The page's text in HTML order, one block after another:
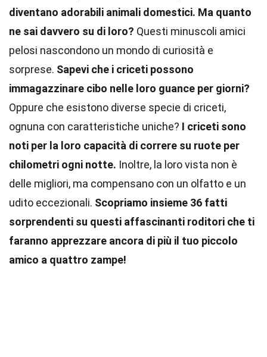
diventano adorabili animali domestici. Ma quanto
ne sai davvero su di loro? Questi minuscoli amici
pelosi nascondono un mondo di curiosità e
sorprese. Sapevi che i criceti possono
immagazzinare cibo nelle loro guance per giorni?
Oppure che esistono diverse specie di criceti,
ognuna con caratteristiche uniche? I criceti sono
noti per la loro capacità di correre su ruote per
chilometri ogni notte. Inoltre, la loro vista non è
delle migliori, ma compensano con un olfatto e un
udito eccezionali. Scopriamo insieme 36 fatti
sorprendenti su questi affascinanti roditori che ti
faranno apprezzare ancora di più il tuo piccolo
amico a quattro zampe!